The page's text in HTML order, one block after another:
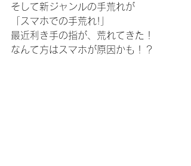
そして新ジャンルの手荒れが
「スマホでの手荒れ!」
最近利き手の指が、荒れてきた！
なんて方はスマホが原因かも！？